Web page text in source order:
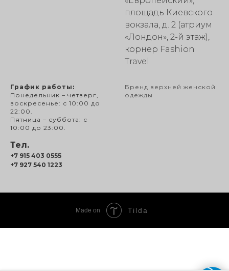
площадь Киевского
вокзала, д. 2 (атриум
«Лондон», 2-й этаж),
корнер Fashion
Travel
График работы:
Понедельник – четверг,
воскресенье: с 10:00 до
22:00.
Пятница – суббота: с
10:00 до 23:00.
Тел.
+7 915 403 0555
+7 927 540 1223
Бренд верхней женской
одежды
Made on Tilda